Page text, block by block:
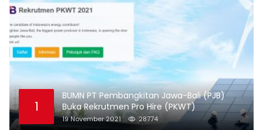
1
BUMN PT Pembangkitan Jawa-Bali (PJB)
Buka Rekrutmen Pro Hire (PKWT)
19 November 2021 28774